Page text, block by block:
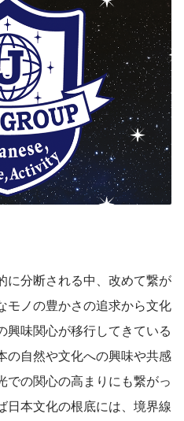
に分断される中、改めて繋が
モノの豊かさの追求から文化
興味関心が移行してきている
の自然や文化への興味や共感
での関心の高まりにも繋がっ
日本文化の根底には、境界線